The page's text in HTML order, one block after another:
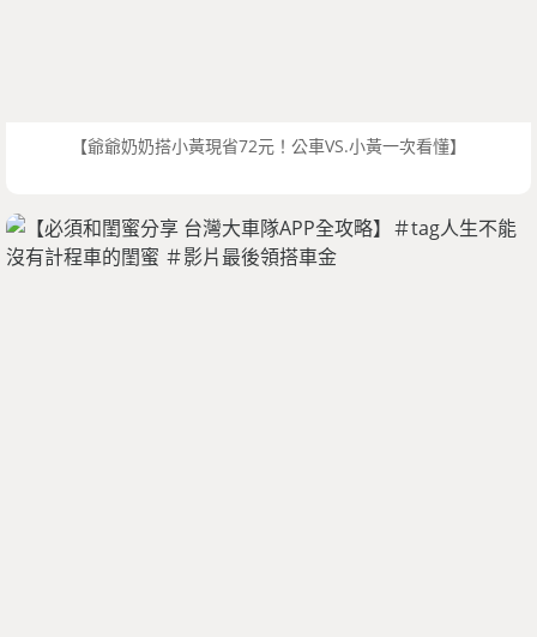
【爺爺奶奶搭小黃現省72元！公車VS.小黃一次看懂】